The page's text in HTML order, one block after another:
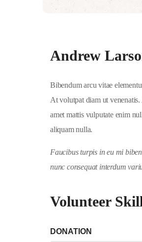
Andrew
Bibendum arcu vitae
At volutpat diam ut venenatis.
amet mattis vulputate enim
aliquam nulla.
Faucibus turpis in eu mi
nunc consequat interdum
Volunteer
DONATION